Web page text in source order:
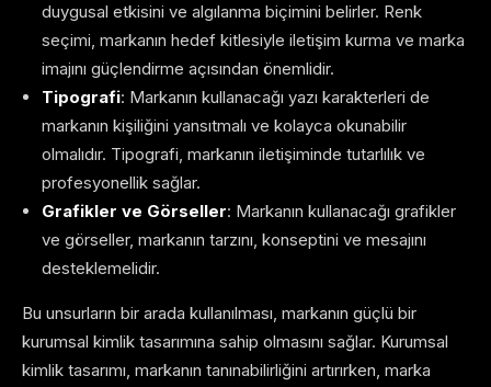
duygusal etkisini ve algılanma biçimini belirler. Renk
seçimi, markanın hedef kitlesiyle iletişim kurma ve marka
imajını güçlendirme açısından önemlidir.
Tipografi: Markanın kullanacağı yazı karakterleri de
markanın kişiliğini yansıtmalı ve kolayca okunabilir
olmalıdır. Tipografi, markanın iletişiminde tutarlılık ve
profesyonellik sağlar.
Grafikler ve Görseller: Markanın kullanacağı grafikler
ve görseller, markanın tarzını, konseptini ve mesajını
desteklemelidir.
Bu unsurların bir arada kullanılması, markanın güçlü bir
kurumsal kimlik tasarımına sahip olmasını sağlar. Kurumsal
kimlik tasarımı, markanın tanınabilirliğini artırırken, marka